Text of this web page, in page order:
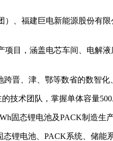
、福建巨电新能源股份有
目，涵盖电芯车间、电解
晋、津、鄂等数省的数智化
技术团队，掌握单体容量
固态锂电池及PACK制造生
锂电池、PACK系统、储能